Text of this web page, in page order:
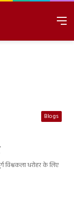
Blogs
विश्वकला धरोहर के लिए